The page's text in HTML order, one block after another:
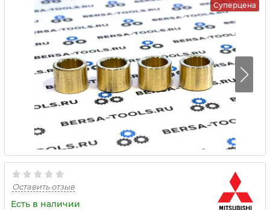
Суперцена
Оставить отзыв
Есть в наличии